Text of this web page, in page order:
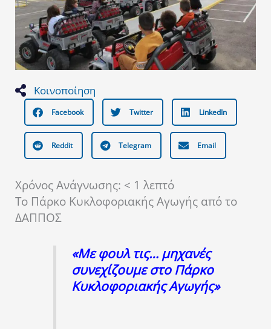
Κοινοποίηση
Facebook Twitter LinkedIn
Reddit Telegram Email
Χρόνος Ανάγνωσης: < 1 λεπτό
To Πάρκο Κυκλοφοριακής Αγωγής από το
ΔΑΠΠΟΣ
«Με φουλ τις… μηχανές
συνεχίζουμε στο Πάρκο
Κυκλοφοριακής Αγωγής»